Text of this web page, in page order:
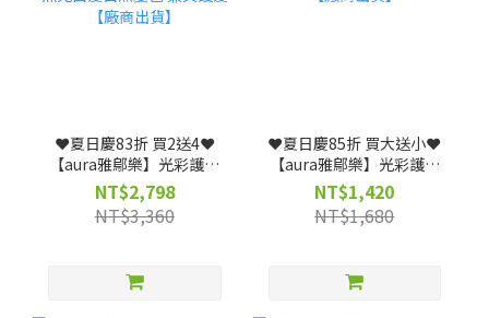
❤️夏日慶83折 買2送4❤️
【aura雅鄔樂】光彩護汝
髮75g*2(贈)光彩護汝髮
3g*4★照光白髮自然變色
兼具護髮【廠商出貨】
NT$2,798
NT$3,360
❤️夏日慶85折 買大送小❤️
【aura雅鄔樂】光彩護汝
髮★照光白髮自然變色 兼
具護髮【廠商出貨】
NT$1,420
NT$1,680